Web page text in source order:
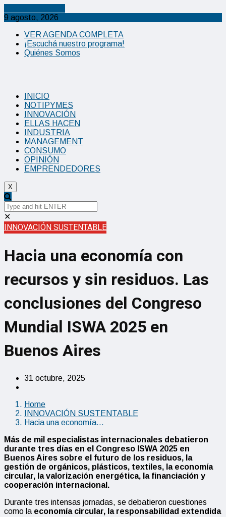
9 agosto, 2026
VER AGENDA COMPLETA
¡Escuchá nuestro programa!
Quiénes Somos
INICIO
NOTIPYMES
INNOVACIÓN
ELLAS HACEN
INDUSTRIA
MANAGEMENT
CONSUMO
OPINIÓN
EMPRENDEDORES
X
✕
INNOVACIÓN SUSTENTABLE
Hacia una economía con
recursos y sin residuos. Las
conclusiones del Congreso
Mundial ISWA 2025 en
Buenos Aires
31 octubre, 2025
Home
INNOVACIÓN SUSTENTABLE
Hacia una economía…
Más de mil especialistas internacionales debatieron
durante tres días en el Congreso ISWA 2025 en
Buenos Aires sobre el futuro de los residuos, la
gestión de orgánicos, plásticos, textiles, la economía
circular, la valorización energética, la financiación y
cooperación internacional.
Durante tres intensas jornadas, se debatieron cuestiones
como la economía circular, la responsabilidad extendida